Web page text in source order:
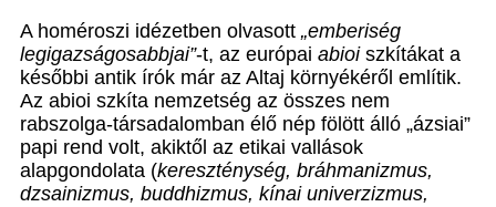
A homéroszi idézetben olvasott „emberiség
legigazságosabbjai”-t, az európai abioiszkítákat a
későbbi antik írók már az Altaj környékéről említik.
Az abioi szkíta nemzetség az összes nem
rabszolga-társadalomban élő nép fölött álló „ázsiai”
papi rend volt, akiktől az etikai vallások
alapgondolata (kereszténység, bráhmanizmus,
dzsainizmus, buddhizmus, kínai univerzizmus,